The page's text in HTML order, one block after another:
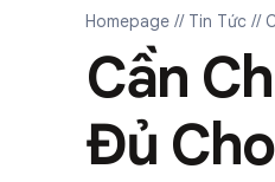
Homepage // Tin Tức //
Cần
Đủ